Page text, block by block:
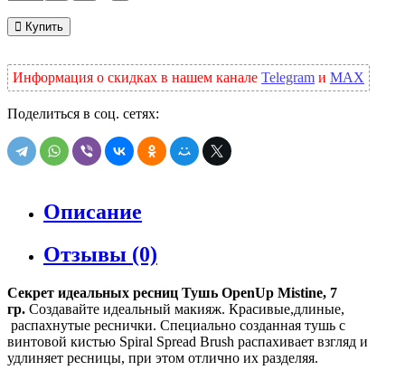
Купить
Информация о скидках в нашем канале Telegram и MAX
Поделиться в соц. сетях:
Описание
Отзывы (0)
Секрет идеальных ресниц Тушь OpenUp Mistine, 7
гр. Создавайте идеальный макияж. Красивые,длиные,
распахнутые реснички. Специально созданная тушь с
винтовой кистью Spiral Spread Brush распахивает взгляд и
удлиняет ресницы, при этом отлично их разделяя.